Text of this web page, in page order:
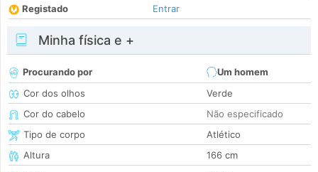
Registado
Entrar
Minha física e +
Procurando por
Um homem
Cor dos olhos
Verde
Cor do cabelo
Não especificado
Tipo de corpo
Atlético
Altura
166 cm